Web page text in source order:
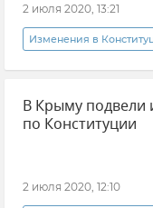
2 июля 2020, 13:21
Изменения в
Новости
В Крыму подвели
по Конституции
2 июля 2020, 12:10